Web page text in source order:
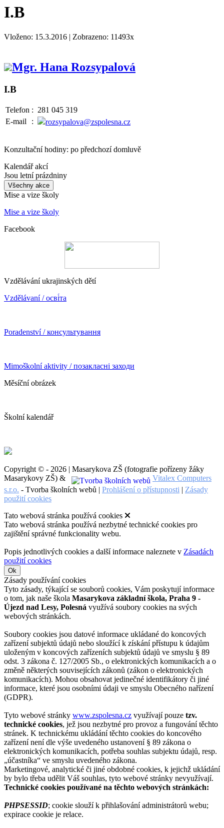
I.B
Vloženo: 15.3.2016 | Zobrazeno: 11493x
Mgr. Hana Rozsypalová
I.B
Telefon : 281 045 319
E-mail
: rozsypalova@zspolesna.cz
Konzultační hodiny: po předchozí domluvě
Kalendář akcí
Jsou letní prázdniny
Všechny akce
Mise a vize školy
Mise a vize školy
Facebook
Vzdělávání ukrajinských dětí
Vzdělávaní / осві́та
Poradenství / консультування
Mimoškolní aktivity / позакласні заходи
Měsíční obrázek
Školní kalendář
Copyright © - 2026 | Masarykova ZŠ (fotografie pořízeny žáky
Masarykovy ZŠ) &
Vitalex Computers
s.r.o. - Tvorba školních webů | Prohlášení o přístupnosti | Zásady
použití cookies
Tato webová stránka používá cookies
Tato webová stránka používá nezbytné technické cookies pro
zajištění správné funkcionality webu.
Popis jednotlivých cookies a další informace naleznete v Zásadách
použití cookies
Ok
Zásady používání cookies
Tyto zásady, týkající se souborů cookies, Vám poskytují informace
o tom, jak naše škola Masarykova základní škola, Praha 9 -
Újezd nad Lesy, Polesná využívá soubory cookies na svých
webových stránkách.
Soubory cookies jsou datové informace ukládané do koncových
zařízení subjektů údajů nebo sloužící k získání přístupu k údajům
uloženým v koncových zařízeních subjektů údajů ve smyslu § 89
odst. 3 zákona č. 127/2005 Sb., o elektronických komunikacích a o
změně některých souvisejících zákonů (zákon o elektronických
komunikacích). Mohou obsahovat jedinečné identifikátory či jiné
informace, které jsou osobními údaji ve smyslu Obecného nařízení
(GDPR).
Tyto webové stránky www.zspolesna.cz využívají pouze tzv.
technické cookies, jež jsou nezbytné pro provoz a fungování těchto
stránek. K technickému ukládání těchto cookies do koncového
zařízení není dle výše uvedeného ustanovení § 89 zákona o
elektronických komunikacích, potřeba souhlas subjektu údajů, resp.
„účastníka“ ve smyslu uvedeného zákona.
Marketingové, analytické či jiné obdobné cookies, k jejichž ukládání
by bylo třeba udělit Váš souhlas, tyto webové stránky nevyužívají.
Technické cookies používané na těchto webových stránkách:
PHPSESSID; cookie slouží k přihlašování administrátorů webu;
expirace cookie je relace.